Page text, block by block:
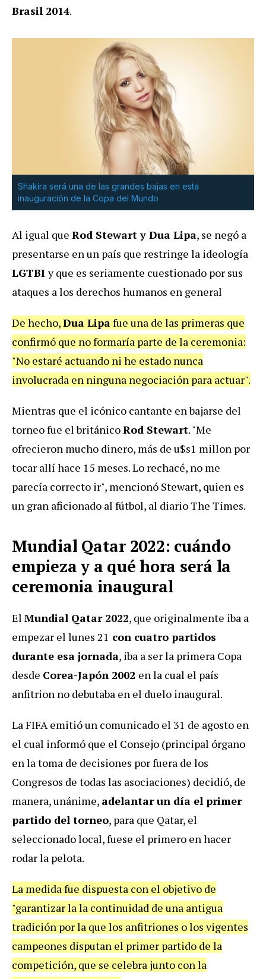
Brasil 2014.
Shakira será una de las grandes bajas en esta
inauguración de la Copa del Mundo
Al igual que Rod Stewart y Dua Lipa, se negó a
presentarse en un país que restringe la ideología
LGTBIy que es seriamente cuestionado por sus
ataques a los derechos humanos en general
De hecho,Dua Lipafue una de las primeras que
confirmó que no formaría parte de la ceremonia:
"No estaré actuando ni he estado nunca
involucrada en ninguna negociación para actuar".
Mientras que el icónico cantante en bajarse del
torneo fue el británicoRod Stewart. "Me
ofrecieron mucho dinero, más de u$s1 millon por
tocar allí hace 15 meses. Lo rechacé, no me
parecía correcto ir", mencionó Stewart, quien es
un gran aficionado al fútbol, al diario The Times.
Mundial Qatar 2022: cuándo
empieza y a qué hora será la
ceremonia inaugural
El Mundial Qatar 2022, que originalmente iba a
empezar el lunes 21 con cuatro partidos
durante esa jornada, iba a ser la primera Copa
desde Corea-Japón 2002 en la cual el país
anfitrion no debutaba en el duelo inaugural.
La FIFA emitió un comunicado el 31 de agosto en
el cual informó que el Consejo (principal órgano
en la toma de decisiones por fuera de los
Congresos de todas las asociaciones) decidió, de
manera, unánime, adelantar un día el primer
partido del torneo, para que Qatar, el
seleccionado local, fuese el primero en hacer
rodar la pelota.
La medida fue dispuesta con el objetivo de
"garantizar la la continuidad de una antigua
tradición por la que los anfitriones o los vigentes
campeones disputan el primer partido de la
competición, que se celebra junto con la